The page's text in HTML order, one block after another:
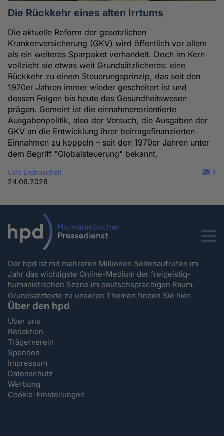
Die Rückkehr eines alten Irrtums
Die aktuelle Reform der gesetzlichen
Krankenversicherung (GKV) wird öffentlich vor allem
als ein weiteres Sparpaket verhandelt. Doch im Kern
vollzieht sie etwas weit Grundsätzlicheres: eine
Rückkehr zu einem Steuerungsprinzip, das seit den
1970er Jahren immer wieder gescheitert ist und
dessen Folgen bis heute das Gesundheitswesen
prägen. Gemeint ist die einnahmenorientierte
Ausgabenpolitik, also der Versuch, die Ausgaben der
GKV an die Entwicklung ihrer beitragsfinanzierten
Einnahmen zu koppeln – seit den 1970er Jahren unter
dem Begriff "Globalsteuerung" bekannt.
Udo Endruscheit
24.06.2026
1
Menu
Der hpd ist mit mehreren Millionen Seitenaufrufen im
Jahr das wichtigste Online-Medium der freigeistig-
humanistischen Szene im deutschsprachigen Raum.
Grundsatztexte zu unseren Themenfinden Sie hier.
Über den hpd
Über uns
Redaktion
Trägerverein
Spenden
Impressum
Datenschutz
Werbung
Cookie-Einstellungen